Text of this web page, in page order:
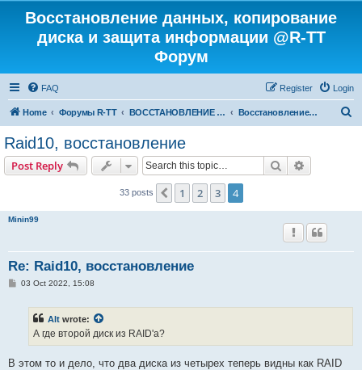
Восстановление данных, копирование
диска и защита информации @R-TT
Форум
FAQ Login
Register
Home Форумы R-TT ВОССТАНОВЛЕНИЕ ДАННЫХ И УДАЛЕННЫХ ФАЙЛОВ Восстановление RAID
Raid10, восстановление
Post Reply Search
33 posts Previous
1 2 3 4
Minin99
Re: Raid10, восстановление
P03 Oct 2022, 15:08
Alt wrote:
А где второй диск из RAID'а?
В этом то и дело, что два диска из четырех теперь видны как RAID